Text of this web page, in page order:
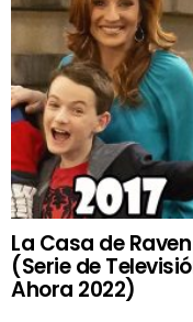
La Casa de
(Serie de
Ahora 2022)